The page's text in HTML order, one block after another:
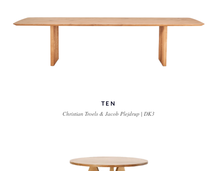
TEN
Christian Troels & Jacob Plejdrup | DK3